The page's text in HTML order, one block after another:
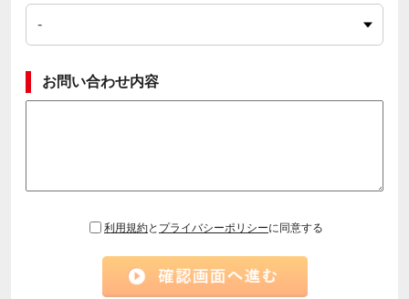
お問い合わせ内容
利用規約と プライバシーポリシーに同意する